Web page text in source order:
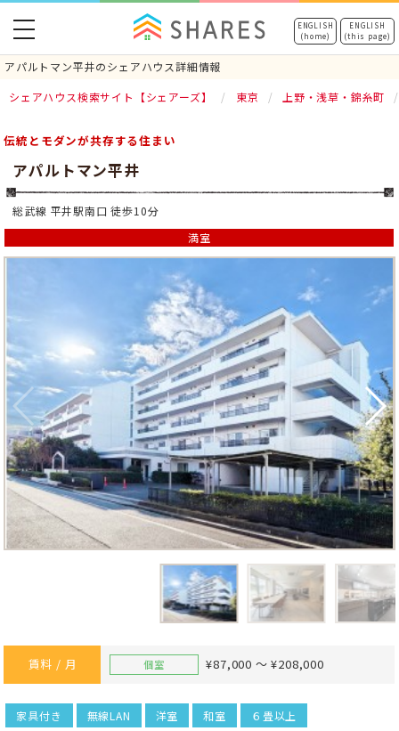
ENGLISH
(home)
ENGLISH
(this page)
アパルトマン平井のシェアハウス詳細情報
toggle
navigation
シェアハウス検索サイト【シェアーズ】 東京 上野・浅草・錦糸町
伝統とモダンが共存する住まい
アパルトマン平井
総武線 平井駅南口 徒歩10分
満室
賃料 / 月 個室 ¥87,000 ～ ¥208,000
家具付き 無線LAN 洋室 和室
６畳以上